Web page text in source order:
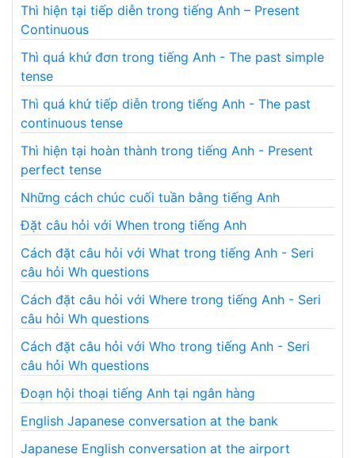
Thì hiện tại tiếp diễn trong tiếng Anh – Present
Continuous
Thì quá khứ đơn trong tiếng Anh - The past simple
tense
Thì quá khứ tiếp diễn trong tiếng Anh - The past
continuous tense
Thì hiện tại hoàn thành trong tiếng Anh - Present
perfect tense
Những cách chúc cuối tuần bằng tiếng Anh
Đặt câu hỏi với When trong tiếng Anh
Cách đặt câu hỏi với What trong tiếng Anh - Seri
câu hỏi Wh questions
Cách đặt câu hỏi với Where trong tiếng Anh - Seri
câu hỏi Wh questions
Cách đặt câu hỏi với Who trong tiếng Anh - Seri
câu hỏi Wh questions
Đoạn hội thoại tiếng Anh tại ngân hàng
English Japanese conversation at the bank
Japanese English conversation at the airport